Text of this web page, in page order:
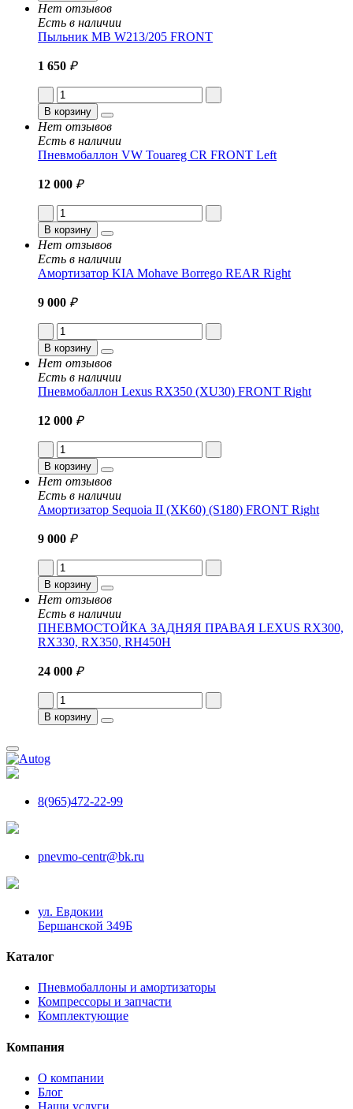
Нет отзывов
Есть в наличии
Пыльник MB W213/205 FRONT
1 650 ₽
В корзину
Нет отзывов
Есть в наличии
Пневмобаллон VW Touareg CR FRONT Left
12 000 ₽
В корзину
Нет отзывов
Есть в наличии
Амортизатор KIA Mohave Borrego REAR Right
9 000 ₽
В корзину
Нет отзывов
Есть в наличии
Пневмобаллон Lexus RX350 (XU30) FRONT Right
12 000 ₽
В корзину
Нет отзывов
Есть в наличии
Амортизатор Sequoia II (XK60) (S180) FRONT Right
9 000 ₽
В корзину
Нет отзывов
Есть в наличии
ПНЕВМОСТОЙКА ЗАДНЯЯ ПРАВАЯ LEXUS RX300,
RX330, RX350, RH450H
24 000 ₽
В корзину
8(965)472-22-99
pnevmo-centr@bk.ru
ул. Евдокии
Бершанской 349Б
Каталог
Пневмобаллоны и амортизаторы
Компрессоры и запчасти
Комплектующие
Компания
О компании
Блог
Наши услуги